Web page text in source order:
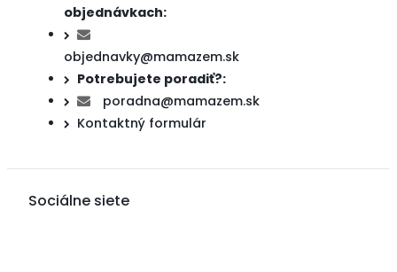
objednávkach:
objednavky@mamazem.sk
Potrebujete poradiť?:
poradna@mamazem.sk
Kontaktný formulár
Sociálne siete